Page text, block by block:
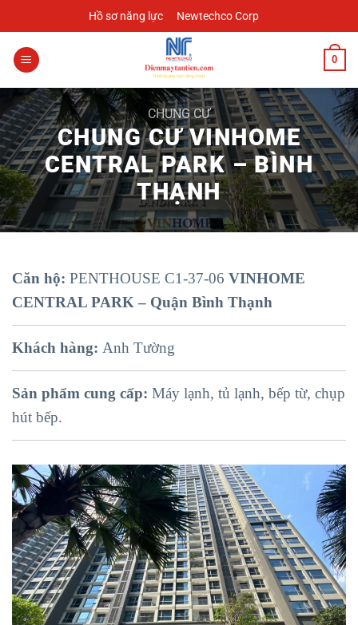
đến
nội
dung
Hồ sơ năng lực Newtechco Corp
0
CHUNG CƯ
CHUNG CƯ VINHOME
CENTRAL PARK – BÌNH
THẠNH
Căn hộ: PENTHOUSE C1-37-06 VINHOME
CENTRAL PARK – Quận Bình Thạnh
Khách hàng: Anh Tường
Sản phẩm cung cấp: Máy lạnh, tủ lạnh, bếp từ, chụp
hút bếp.